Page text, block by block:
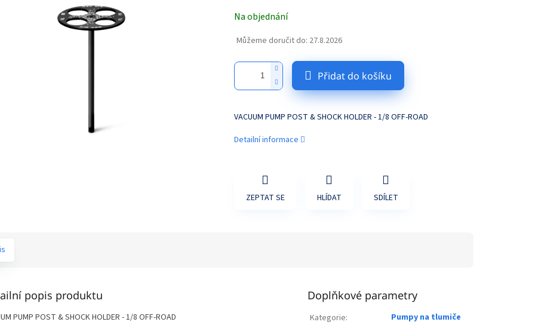
cena:
Na objednání
Můžeme doručit do: 27.8.2026
Přidat do košíku
VACUUM PUMP POST & SHOCK HOLDER - 1/8 OFF-ROAD
Detailní informace
ZEPTAT SE HLÍDAT SDÍLET
popis produktu
PUMP POST & SHOCK HOLDER - 1/8 OFF-ROAD
Doplňkové parametry
Kategorie:
Pumpy na tlumiče